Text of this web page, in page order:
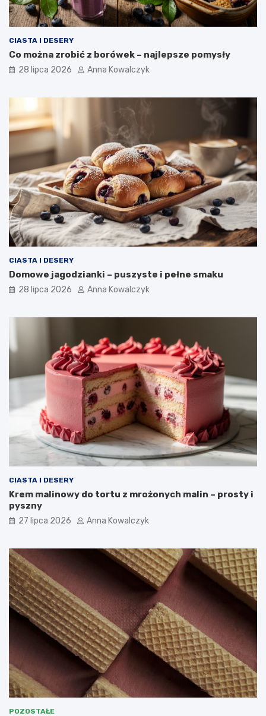
CIASTA I DESERY
Co można zrobić z borówek – najlepsze pomysły
28 lipca 2026 Anna Kowalczyk
CIASTA I DESERY
Domowe jagodzianki – puszyste i pełne smaku
28 lipca 2026 Anna Kowalczyk
CIASTA I DESERY
Krem malinowy do tortu z mrożonych malin – prosty i
pyszny
27 lipca 2026 Anna Kowalczyk
POZOSTAŁE